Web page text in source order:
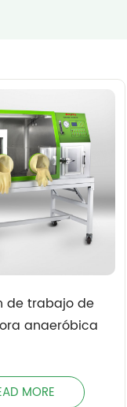
de trabajo de
anaeróbica
MORE